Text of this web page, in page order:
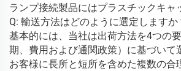
ランプ接続製品にはプラスチックキャ
Q: 輸送方法はどのように選定しますか
基本的には、当社は出荷方法を4つの
期、費用および通関政策）に基づいて
お客様に長所と短所を含めた複数の合